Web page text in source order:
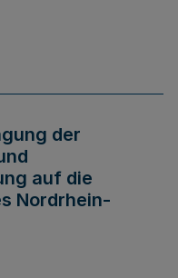
der
auf die
Nordrhein-